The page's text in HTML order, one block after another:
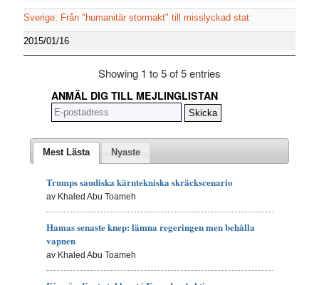
Sverige: Från "humanitär stormakt" till misslyckad stat
2015/01/16
Showing 1 to 5 of 5 entries
ANMÄL DIG TILL MEJLINGLISTAN
Mest Lästa Nyaste
Trumps saudiska kärntekniska skräckscenario
av Khaled Abu Toameh
Hamas senaste knep: lämna regeringen men behålla
vapnen
av Khaled Abu Toameh